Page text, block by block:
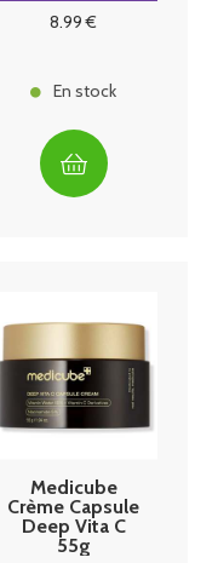
8.99 €
En stock
Medicube
Crème Capsule
Deep Vita C
55g